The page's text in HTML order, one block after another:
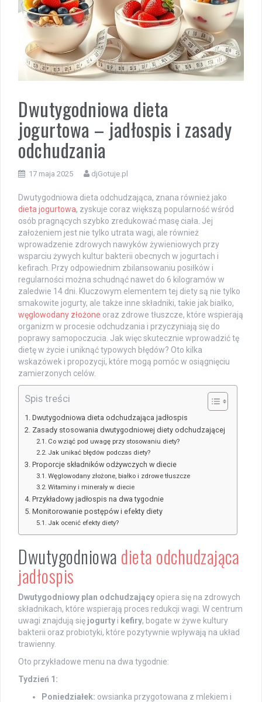
Dwutygodniowa dieta
jogurtowa – jadłospis i zasady
odchudzania
17 maja 2025 djGotuje.pl
Dwutygodniowa dieta odchudzająca, znana również jako
dieta jogurtowa, zyskuje coraz większą popularność wśród
osób pragnących szybko zredukować masę ciała. Jej
założeniem jest nie tylko utrata wagi, ale również
wprowadzenie zdrowych nawyków żywieniowych przy
wsparciu żywych kultur bakterii obecnych w jogurtach i
kefirach. Przy odpowiednim zbilansowaniu posiłków i
regularności można schudnąć nawet do 6 kilogramów w
zaledwie 14 dni. Kluczowym elementem tej diety są nie tylko
smakowite jogurty, ale także inne składniki, takie jak białko,
węglowodany złożone oraz zdrowe tłuszcze, które wspierają
organizm w procesie odchudzania i przyczyniają się do
poprawy samopoczucia. Jak więc skutecznie wprowadzić tę
dietę w życie i uniknąć typowych błędów? Oto kilka
wskazówek i propozycji, które mogą pomóc w osiągnięciu
zamierzonych celów.
Spis treści
Dwutygodniowa dieta odchudzająca jadłospis
Zasady stosowania dwutygodniowej diety odchudzającej
Co wziąć pod uwagę przy stosowaniu diety?
Jak unikać błędów podczas diety?
Proporcje składników odżywczych w diecie
Węglowodany złożone, białko i zdrowe tłuszcze
Witaminy i minerały w diecie
Przykładowy jadłospis na dwa tygodnie
Monitorowanie postępów i efekty diety
Jak ocenić efekty diety?
Dwutygodniowa dieta odchudzająca
jadłospis
Dwutygodniowy plan odchudzający opiera się na zdrowych
składnikach, które wspierają proces redukcji wagi. W centrum
uwagi znajdują się jogurty i kefiry, bogate w żywe kultury
bakterii oraz probiotyki, które pozytywnie wpływają na układ
trawienny.
Oto przykładowe menu na dwa tygodnie:
Tydzień 1:
Poniedziałek: owsianka przygotowana z mlekiem i